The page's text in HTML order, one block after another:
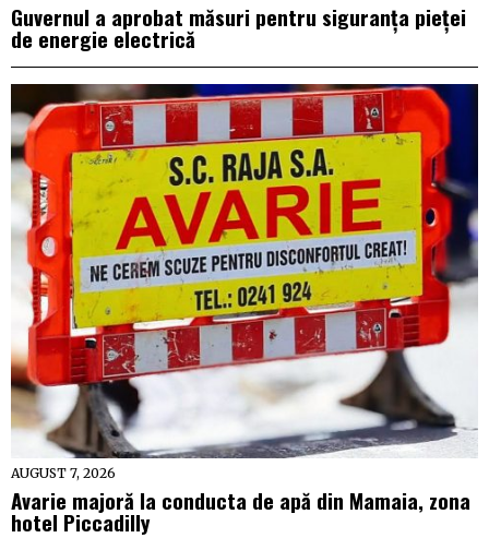
Guvernul a aprobat măsuri pentru siguranța pieței
de energie electrică
AUGUST 7, 2026
Avarie majoră la conducta de apă din Mamaia, zona
hotel Piccadilly